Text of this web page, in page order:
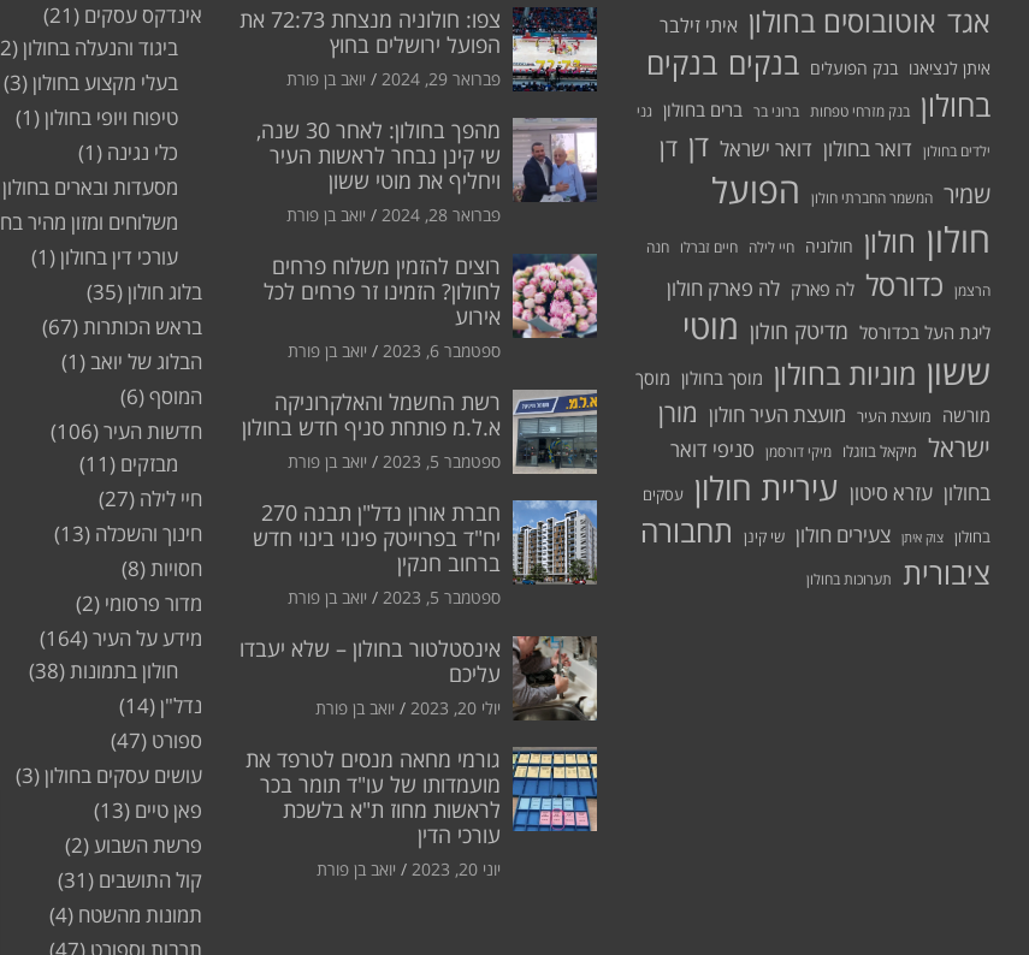
אגד אוטובוסים בחולון איתי זילבר
איתן לנציאנו בנק הפועלים בנקים בנקים
בחולון בנק מזרחי טפחות ברוני בר ברים בחולון גני
ילדים בחולון דואר בחולון דואר ישראל דן דן
שמיר המשמר החברתי חולון
הפועל
חולון חולון חולוניה חיי לילה חיים זברלו חנה
הרצמן כדורסל לה פארק לה פארק חולון
ליגת העל בכדורסל מדיטק חולון מוטי
ששון מוניות בחולון מוסך בחולון מוסך
מורשה
מועצת העיר מועצת העיר חולון מורן
ישראל מיקאל בוזגלו מיקי דורסמן סניפי דואר
בחולון עזרא סיטון עיריית חולון עסקים
בחולון
צוק איתן צעירים חולון שי קינן
תחבורה
ציבורית
תערוכות בחולון
צפו: חולוניה מנצחת 72:73 את
הפועל ירושלים בחוץ
פברואר 29, 2024 יואב בן פורת
מהפך בחולון: לאחר 30 שנה,
שי קינן נבחר לראשות העיר
ויחליף את מוטי ששון
פברואר 28, 2024 יואב בן פורת
רוצים להזמין משלוח פרחים
לחולון? הזמינו זר פרחים לכל
אירוע
ספטמבר 6, 2023 יואב בן פורת
רשת החשמל והאלקרוניקה
א.ל.מ פותחת סניף חדש בחולון
ספטמבר 5, 2023 יואב בן פורת
חברת אורון נדל"ן תבנה 270
יח"ד בפרוייטק פינוי בינוי חדש
ברחוב חנקין
ספטמבר 5, 2023 יואב בן פורת
אינסטלטור בחולון – שלא יעבדו
עליכם
יולי 20, 2023 יואב בן פורת
גורמי מחאה מנסים לטרפד את
מועמדותו של עו"ד תומר בכר
לראשות מחוז ת"א בלשכת
עורכי הדין
יוני 20, 2023 יואב בן פורת
אינדקס עסקים (21)
ביגוד והנעלה בחולון(2)
בעלי מקצוע בחולון(3)
טיפוח ויופי בחולון(1)
כלי נגינה (1)
מסעדות ובארים בחולון
משלוחים ומזון מהיר
עורכי דין בחולון(1)
בלוג חולון(35)
בראש הכותרות(67)
הבלוג של יואב (1)
המוסף(6)
חדשות העיר(106)
מבזקים (11)
חיי לילה (27)
חינוך והשכלה (13)
חסויות(8)
מדור פרסומי (2)
מידע על העיר(164)
חולון בתמונות(38)
נדל"ן(14)
ספורט (47)
עושים עסקים בחולון(3)
פאן טיים (13)
פרשת השבוע(2)
קול התושבים (31)
תמונות מהשטח (4)